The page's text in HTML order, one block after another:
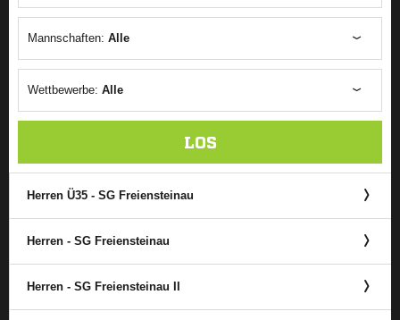
Mannschaften: Alle
Wettbewerbe: Alle
LOS
Herren Ü35 - SG Freiensteinau
Herren - SG Freiensteinau
Herren - SG Freiensteinau II